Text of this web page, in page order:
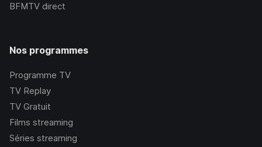
BFMTV direct
Nos programmes
Programme TV
TV Replay
TV Gratuit
Films streaming
Séries streaming